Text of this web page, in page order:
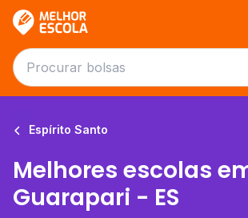
Espírito Santo
Melhores escolas
Guarapari - ES